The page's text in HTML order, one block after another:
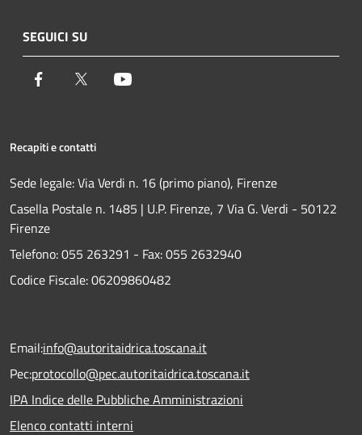
SEGUICI SU
Facebook Twitter
Recapiti e contatti
Sede legale: Via Verdi n. 16 (primo piano), Firenze
Casella Postale n. 1485 | U.P. Firenze, 7 Via G. Verdi - 50122
Firenze
Telefono:055 263291 - Fax:055 2632940
Codice Fiscale: 06209860482
Email:info@autoritaidrica.toscana.it
Pec:protocollo@pec.autoritaidrica.toscana.it
IPA Indice delle Pubbliche Amministrazioni
Elenco contatti interni